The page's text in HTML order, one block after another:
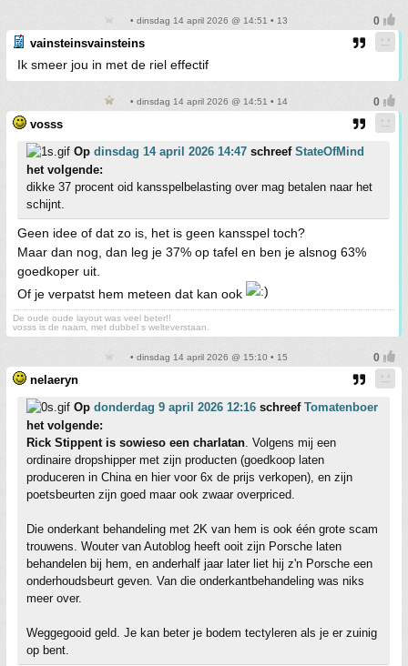
• dinsdag 14 april 2026 @ 14:51 • 13
vainsteinsvainsteins
Ik smeer jou in met de riel effectif
• dinsdag 14 april 2026 @ 14:51 • 14
vosss
Op dinsdag 14 april 2026 14:47 schreef StateOfMind
het volgende:
dikke 37 procent oid kansspelbelasting over mag betalen naar het
schijnt.
Geen idee of dat zo is, het is geen kansspel toch?
Maar dan nog, dan leg je 37% op tafel en ben je alsnog 63%
goedkoper uit.
Of je verpatst hem meteen dat kan ook
De oude oude layout was veel beter!!
vosss is de naam, met dubbel s welteverstaan.
• dinsdag 14 april 2026 @ 15:10 • 15
nelaeryn
Op donderdag 9 april 2026 12:16 schreef Tomatenboer
het volgende:
Rick Stippent is sowieso een charlatan. Volgens mij een
ordinaire dropshipper met zijn producten (goedkoop laten
produceren in China en hier voor 6x de prijs verkopen), en zijn
poetsbeurten zijn goed maar ook zwaar overpriced.
Die onderkant behandeling met 2K van hem is ook één grote scam
trouwens. Wouter van Autoblog heeft ooit zijn Porsche laten
behandelen bij hem, en anderhalf jaar later liet hij z'n Porsche een
onderhoudsbeurt geven. Van die onderkantbehandeling was niks
meer over.
Weggegooid geld. Je kan beter je bodem tectyleren als je er zuinig
op bent.